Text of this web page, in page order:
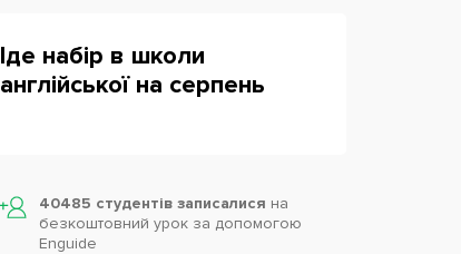
Іде набір в школи
англійської на серпень
40485 студентів записалися на
безкоштовний урок за допомогою
Enguide